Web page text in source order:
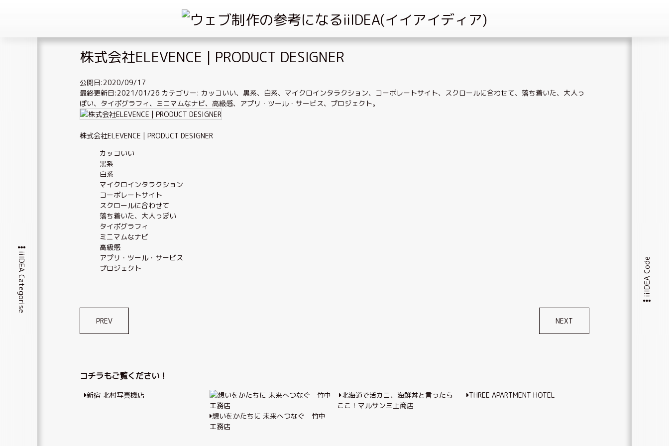
Skip
to
content
iiIDEA Categorise iiIDEA Code
株式会社ELEVENCE | PRODUCT DESIGNER
公開日:2020/09/17
最終更新日:2021/01/26 カテゴリー: カッコいい、 黒系、 白系、 マイクロインタラクション、 コーポレートサイト、 スクロールに合わせて、 落ち着いた、大人っ
ぽい、 タイポグラフィ、 ミニマムなナビ、 高級感、 アプリ・ツール・サービス、 プロジェクト。
株式会社ELEVENCE | PRODUCT DESIGNER
カッコいい
黒系
白系
マイクロインタラクション
コーポレートサイト
スクロールに合わせて
落ち着いた、大人っぽい
タイポグラフィ
ミニマムなナビ
高級感
アプリ・ツール・サービス
プロジェクト
稿
ー
PREV NEXT
コチラもご覧ください！
新宿 北村写真機店
想いをかたちに 未来へつなぐ 竹中
工務店
北海道で活カニ、海鮮丼と言ったら
ここ！マルサン三上商店
THREE APARTMENT HOTEL